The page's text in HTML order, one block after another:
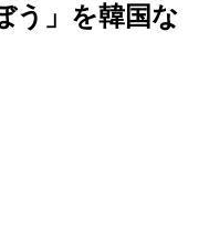
う」を韓国な